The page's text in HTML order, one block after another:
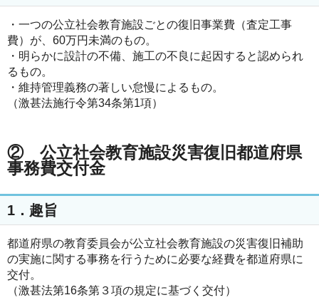
・一つの公立社会教育施設ごとの復旧事業費（査定工事
費）が、60万円未満のもの。
・明らかに設計の不備、施工の不良に起因すると認められ
るもの。
・維持管理義務の著しい怠慢によるもの。
（激甚法施行令第34条第1項）
② 公立社会教育施設災害復旧都道府県
事務費交付金
1．趣旨
都道府県の教育委員会が公立社会教育施設の災害復旧補助
の実施に関する事務を行うために必要な経費を都道府県に
交付。
（激甚法第16条第３項の規定に基づく交付）